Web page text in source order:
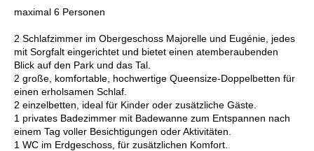
maximal 6 Personen
2 Schlafzimmer im Obergeschoss Majorelle und Eugénie, jedes
mit Sorgfalt eingerichtet und bietet einen atemberaubenden
Blick auf den Park und das Tal.
2 große, komfortable, hochwertige Queensize-Doppelbetten für
einen erholsamen Schlaf.
2 einzelbetten, ideal für Kinder oder zusätzliche Gäste.
1 privates Badezimmer mit Badewanne zum Entspannen nach
einem Tag voller Besichtigungen oder Aktivitäten.
1 WC im Erdgeschoss, für zusätzlichen Komfort.